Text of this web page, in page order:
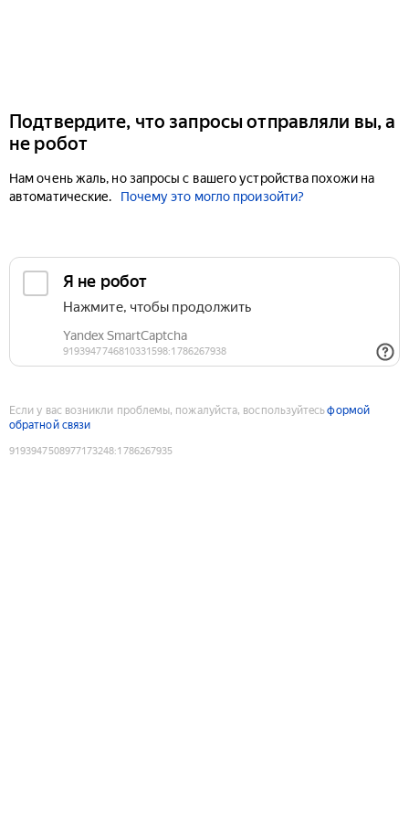
Подтвердите, что запросы отправляли вы, а
не робот
Нам очень жаль, но запросы с вашего устройства похожи на
автоматические.
Почему это могло произойти?
Если у вас возникли проблемы, пожалуйста, воспользуйтесьформой
обратной связи
9193947508977173248:1786267935